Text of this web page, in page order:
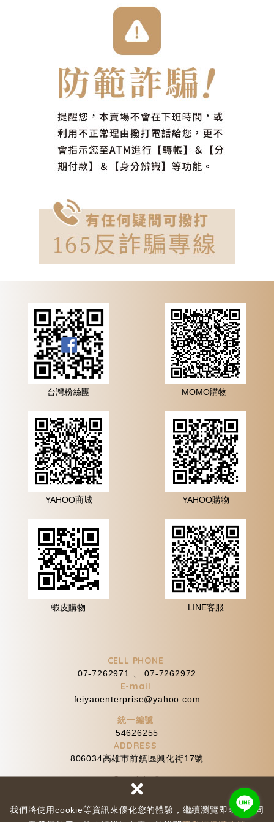
我們將使用cookie等資訊來優化您的體驗，繼續瀏覽即表示您同
×
台灣粉絲團 MOMO購物
YAHOO商城 YAHOO購物
蝦皮購物 LINE客服
CELL PHONE
07-7262971 、 07-7262972
E-mail
feiyaoenterprise@yahoo.com
統一編號
54626255
ADDRESS
806034高雄市前鎮區興化街17號
Copyright ©
網頁設計 : 新視野
隱私權保護政策